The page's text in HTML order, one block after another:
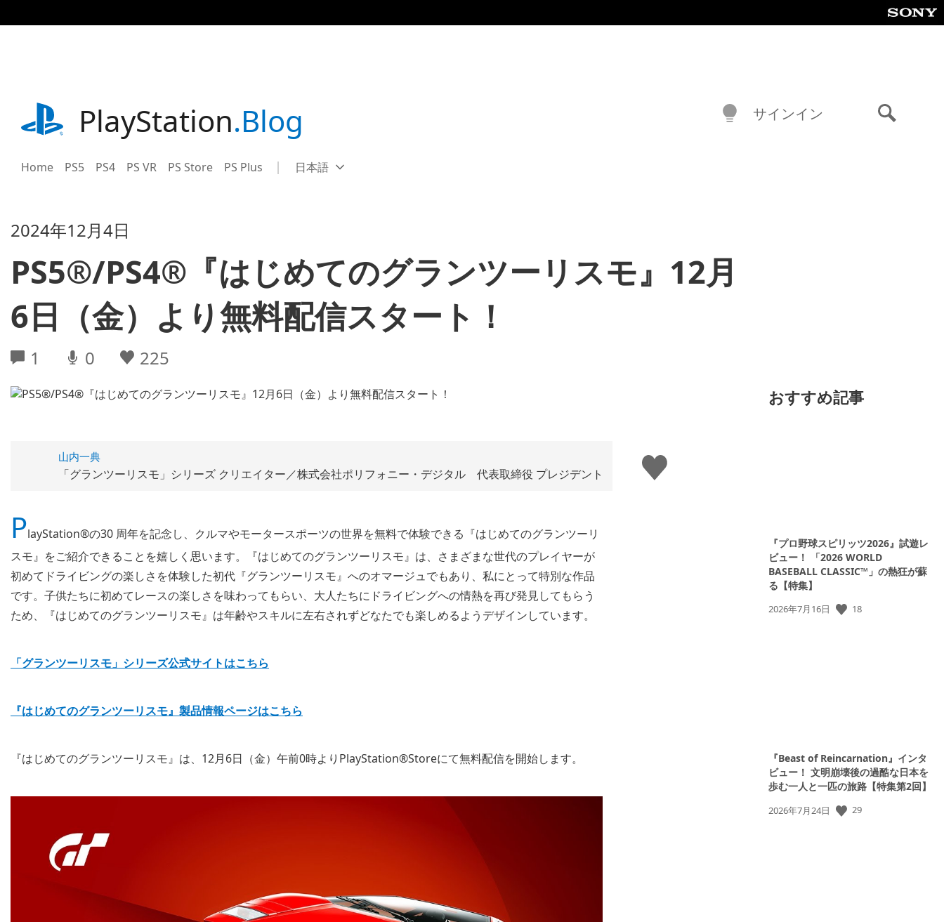
事
playstation.comPlayStation.Blog
Home PS5 PS4 PS VR PS Store PS Plus Select
Current
日本語
サインイン
2024年12月4日
PS5®/PS4®『はじめてのグランツーリスモ』12月
6日（金）より無料配信スタート！
1 0 225
い
い
ね
山内一典
「グランツーリスモ」シリーズ クリエイター／株式会社ポリフォニー・デジタル 代表取締役 プレジデント
PlayStation®の30 周年を記念し、クルマやモータースポーツの世界を無料で体験できる『はじめてのグランツーリ
スモ』をご紹介できることを嬉しく思います。『はじめてのグランツーリスモ』は、さまざまな世代のプレイヤーが
初めてドライビングの楽しさを体験した初代『グランツーリスモ』へのオマージュでもあり、私にとって特別な作品
です。子供たちに初めてレースの楽しさを味わってもらい、大人たちにドライビングへの情熱を再び発見してもらう
ため、『はじめてのグランツーリスモ』は年齢やスキルに左右されずどなたでも楽しめるようデザインしています。
「グランツーリスモ」シリーズ公式サイトはこちら
『はじめてのグランツーリスモ』製品情報ページはこちら
『はじめてのグランツーリスモ』は、12月6日（金）午前0時よりPlayStation®Storeにて無料配信を開始します。
おすすめ記事
『プロ野球スピリッツ2026』試遊レ
ビュー！ 「2026 WORLD
BASEBALL CLASSIC™」の熱狂が蘇
る【特集】
公
2026年7月16日 18
『Beast of Reincarnation』インタ
ビュー！ 文明崩壊後の過酷な日本を
歩む一人と一匹の旅路【特集第2回】
公
2026年7月24日 29